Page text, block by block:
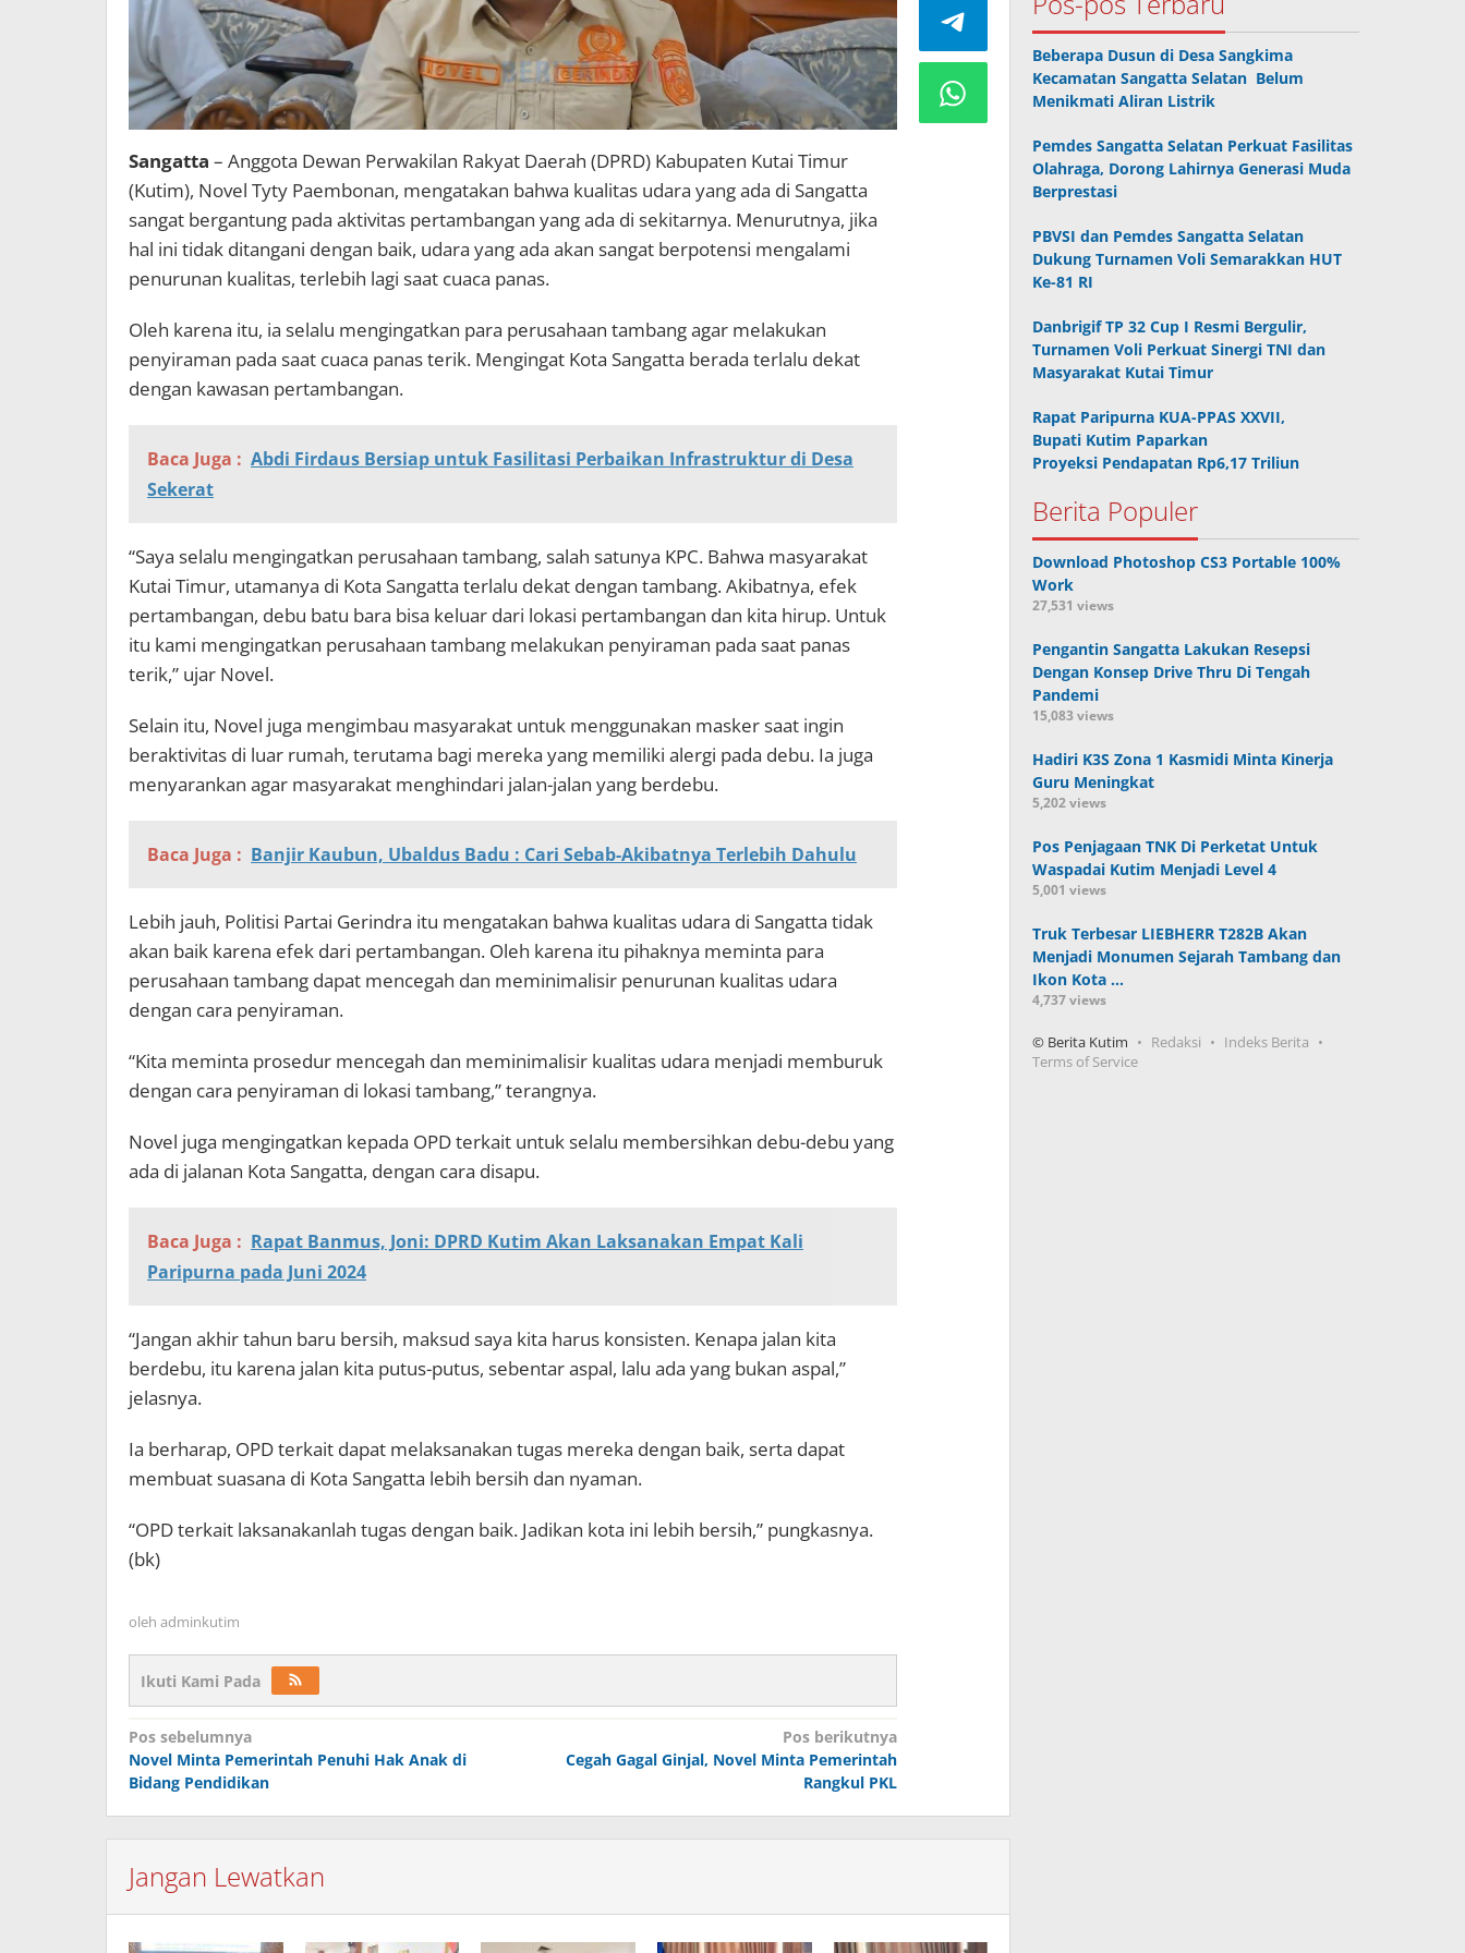
Sangatta – Anggota Dewan Perwakilan Rakyat Daerah (DPRD) Kabupaten Kutai Timur
(Kutim), Novel Tyty Paembonan, mengatakan bahwa kualitas udara yang ada di Sangatta
sangat bergantung pada aktivitas pertambangan yang ada di sekitarnya. Menurutnya, jika
hal ini tidak ditangani dengan baik, udara yang ada akan sangat berpotensi mengalami
penurunan kualitas, terlebih lagi saat cuaca panas.
Oleh karena itu, ia selalu mengingatkan para perusahaan tambang agar melakukan
penyiraman pada saat cuaca panas terik. Mengingat Kota Sangatta berada terlalu dekat
dengan kawasan pertambangan.
Baca Juga : Abdi Firdaus Bersiap untuk Fasilitasi Perbaikan Infrastruktur di Desa
Sekerat
“Saya selalu mengingatkan perusahaan tambang, salah satunya KPC. Bahwa masyarakat
Kutai Timur, utamanya di Kota Sangatta terlalu dekat dengan tambang. Akibatnya, efek
pertambangan, debu batu bara bisa keluar dari lokasi pertambangan dan kita hirup. Untuk
itu kami mengingatkan perusahaan tambang melakukan penyiraman pada saat panas
terik,” ujar Novel.
Selain itu, Novel juga mengimbau masyarakat untuk menggunakan masker saat ingin
beraktivitas di luar rumah, terutama bagi mereka yang memiliki alergi pada debu. Ia juga
menyarankan agar masyarakat menghindari jalan-jalan yang berdebu.
Baca Juga : Banjir Kaubun, Ubaldus Badu : Cari Sebab-Akibatnya Terlebih Dahulu
Lebih jauh, Politisi Partai Gerindra itu mengatakan bahwa kualitas udara di Sangatta tidak
akan baik karena efek dari pertambangan. Oleh karena itu pihaknya meminta para
perusahaan tambang dapat mencegah dan meminimalisir penurunan kualitas udara
dengan cara penyiraman.
“Kita meminta prosedur mencegah dan meminimalisir kualitas udara menjadi memburuk
dengan cara penyiraman di lokasi tambang,” terangnya.
Novel juga mengingatkan kepada OPD terkait untuk selalu membersihkan debu-debu yang
ada di jalanan Kota Sangatta, dengan cara disapu.
Baca Juga : Rapat Banmus, Joni: DPRD Kutim Akan Laksanakan Empat Kali
Paripurna pada Juni 2024
“Jangan akhir tahun baru bersih, maksud saya kita harus konsisten. Kenapa jalan kita
berdebu, itu karena jalan kita putus-putus, sebentar aspal, lalu ada yang bukan aspal,”
jelasnya.
Ia berharap, OPD terkait dapat melaksanakan tugas mereka dengan baik, serta dapat
membuat suasana di Kota Sangatta lebih bersih dan nyaman.
“OPD terkait laksanakanlah tugas dengan baik. Jadikan kota ini lebih bersih,” pungkasnya.
(bk)
oleh adminkutim
Ikuti Kami Pada
Navigasi
pos
Pos sebelumnya
Novel Minta Pemerintah Penuhi Hak Anak di
Bidang Pendidikan
Pos berikutnya
Cegah Gagal Ginjal, Novel Minta Pemerintah
Rangkul PKL
Jangan Lewatkan
Beberapa Dusun di Desa Sangkima
Kecamatan Sangatta Selatan Belum
Menikmati Aliran Listrik
Pemdes Sangatta Selatan Perkuat Fasilitas
Olahraga, Dorong Lahirnya Generasi Muda
Berprestasi
PBVSI dan Pemdes Sangatta Selatan
Dukung Turnamen Voli Semarakkan HUT
Ke-81 RI
Danbrigif TP 32 Cup I Resmi Bergulir,
Turnamen Voli Perkuat Sinergi TNI dan
Masyarakat Kutai Timur
Rapat Paripurna KUA-PPAS XXVII,
Bupati Kutim Paparkan
Proyeksi Pendapatan Rp6,17 Triliun
Berita Populer
Download Photoshop CS3 Portable 100%
Work
27,531 views
Pengantin Sangatta Lakukan Resepsi
Dengan Konsep Drive Thru Di Tengah
Pandemi
15,083 views
Hadiri K3S Zona 1 Kasmidi Minta Kinerja
Guru Meningkat
5,202 views
Pos Penjagaan TNK Di Perketat Untuk
Waspadai Kutim Menjadi Level 4
5,001 views
Truk Terbesar LIEBHERR T282B Akan
Menjadi Monumen Sejarah Tambang dan
Ikon Kota …
4,737 views
© Berita Kutim Redaksi
Indeks Berita
Terms of Service